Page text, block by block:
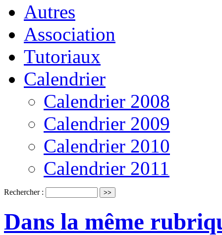
Autres
Association
Tutoriaux
Calendrier
Calendrier 2008
Calendrier 2009
Calendrier 2010
Calendrier 2011
Rechercher :
Dans la même